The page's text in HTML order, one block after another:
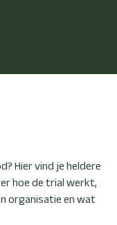
Hier vind je heldere
hoe de trial werkt,
organisatie en wat